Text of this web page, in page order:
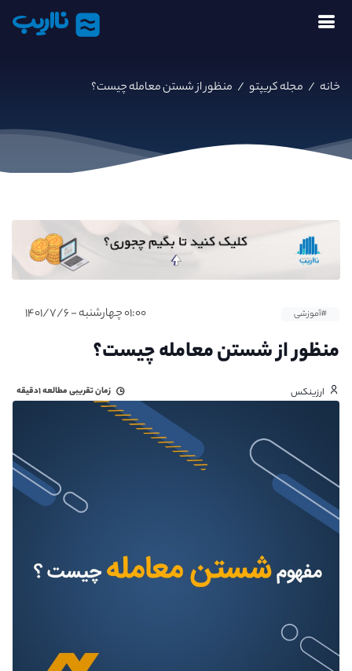
نااریب
خانه / مجله کریپتو / منظور از شستن معامله چیست؟
#آموزشی ۰۱:۰۰ چهارشنبه - ۱۴۰۱/۷/۶
منظور از شستن معامله چیست؟
ارزینکس زمان تقریبی مطالعه۱دقیقه